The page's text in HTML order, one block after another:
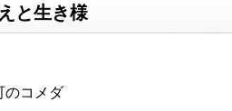
と生き様
のコメダ